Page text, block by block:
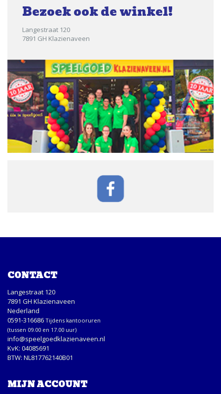
Bezoek ook de winkel!
Langestraat 120
7891 GH Klazienaveen
CONTACT
Langestraat 120
7891 GH Klazienaveen
Nederland
0591-316686 Tijdens kantooruren
(tussen 09.00 en 17.00 uur)
info@speelgoedklazienaveen.nl
KvK: 04085691
BTW: NL817762140B01
MIJN ACCOUNT